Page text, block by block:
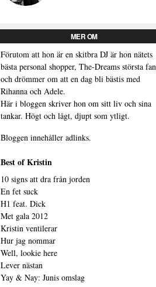
MER OM
Förutom att hon är en skitbra DJ är hon nätets
bästa personal shopper, The-Dreams största fan
och drömmer om att en dag bli bästis med
Rihanna och Adele.
Här i bloggen skriver hon om sitt liv och sina
tankar. Högt och lågt, djupt som ytligt.
Bloggen innehåller adlinks.
Best of Kristin
10 signs att dra från jorden
En fet suck
H1 feat. Dick
Met gala 2012
Kristin ventilerar
Hur jag nommar
Well, lookie here
Lever nästan
Yay & Nay: Junis omslag